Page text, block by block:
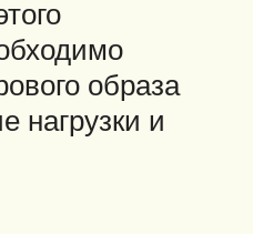
образа
нагрузки и